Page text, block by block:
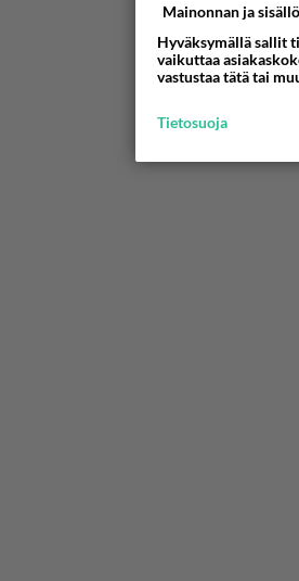
Mainonnan ja
Hyväksymällä sallit
vaikuttaa
vastustaa tätä tai
Tietosuoja